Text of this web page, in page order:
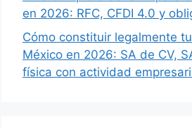
en 2026: RFC, CFDI 4.0 y
Cómo constituir legalmente
México en 2026: SA de CV,
física con actividad